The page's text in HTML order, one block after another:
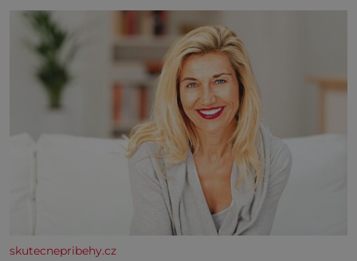
procházel uličkami lotyšské Rigy? Casanova v Pobaltí
kontaktoval tamní zednářské lóže. Nebyl v této
oblasti žádným nováčkem, protože do zednářské
skutecnepribehy.cz